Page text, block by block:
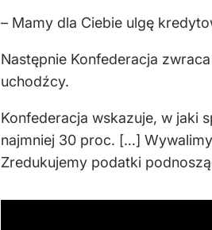
– Mamy dla Ciebie ulgę
Następnie Konfederacja
uchodźcy.
Konfederacja wskazuje, w jaki
najmniej 30 proc. […]
Zredukujemy podatki